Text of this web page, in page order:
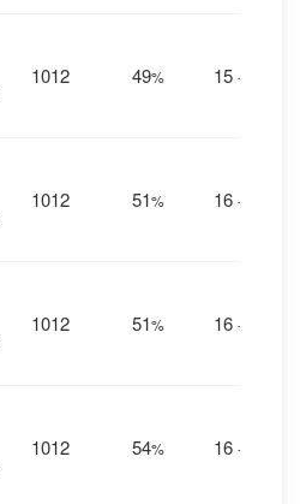
1012 49% 15 --
1012 51% 16 --
1012 51% 16 --
1012 54% 16 --